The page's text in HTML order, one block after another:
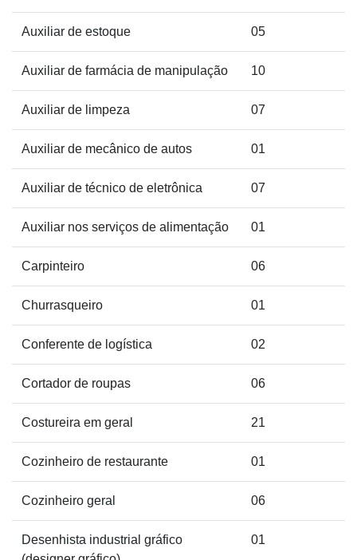
Auxiliar de estoque 05
Auxiliar de farmácia de manipulação 10
Auxiliar de limpeza 07
Auxiliar de mecânico de autos 01
Auxiliar de técnico de eletrônica 07
Auxiliar nos serviços de alimentação 01
Carpinteiro 06
Churrasqueiro 01
Conferente de logística 02
Cortador de roupas 06
Costureira em geral 21
Cozinheiro de restaurante 01
Cozinheiro geral 06
Desenhista industrial gráfico
01